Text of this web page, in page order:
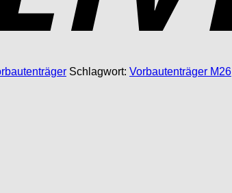
Schlagwort: Vorbautenträger M26